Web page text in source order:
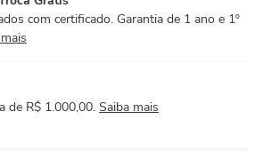
com certificado. Garantia de 1 ano e 1º
de R$ 1.000,00. Saiba mais